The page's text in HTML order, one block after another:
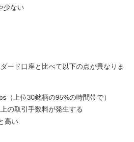
少ない
ード口座と比べて以下の点が異なりま
（上位30銘柄の95%の時間帯で）
の取引手数料が発生する
高い